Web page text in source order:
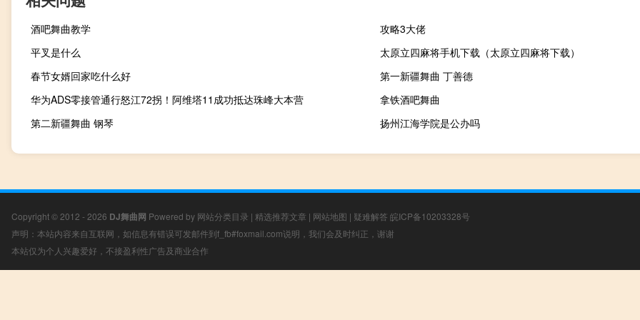
酒吧舞曲教学
攻略3大佬
平叉是什么
太原立四麻将手机下载（太原立四麻将下载）
春节女婿回家吃什么好
第一新疆舞曲 丁善德
华为ADS零接管通行怒江72拐！阿维塔11成功抵达珠峰大本营
拿铁酒吧舞曲
第二新疆舞曲 钢琴
扬州江海学院是公办吗
Copyright © 2012 - 2026 DJ舞曲网 Powered by 网站分类目录 | 精选推荐文章 | 网站地图 | 疑难解答 皖ICP备10203328号
声明：本站内容来自互联网，如信息有错误可发邮件到f_fb#foxmail.com说明，我们会及时纠正，谢谢
本站仅为个人兴趣爱好，不接盈利性广告及商业合作